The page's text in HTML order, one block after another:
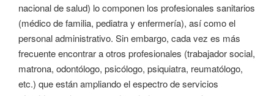
nacional de salud) lo componen los profesionales sanitarios
(médico de familia, pediatra y enfermería), así como el
personal administrativo. Sin embargo, cada vez es más
frecuente encontrar a otros profesionales (trabajador social,
matrona, odontólogo, psicólogo, psiquiatra, reumatólogo,
etc.) que están ampliando el espectro de servicios